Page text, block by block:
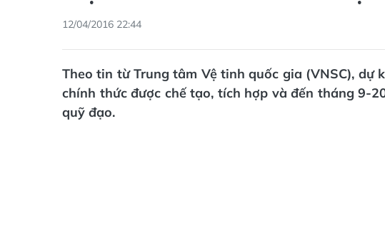
12/04/2016 22:44
Theo tin từ Trung tâm Vệ tinh quốc gia (VNSC),
chính thức được chế tạo, tích hợp và đến tháng 9-
quỹ đạo.